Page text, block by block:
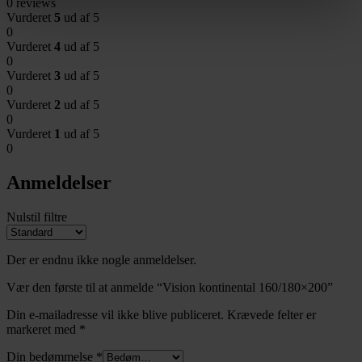
0 reviews
Vurderet 5 ud af 5
0
Vurderet 4 ud af 5
0
Vurderet 3 ud af 5
0
Vurderet 2 ud af 5
0
Vurderet 1 ud af 5
0
Anmeldelser
Nulstil filtre
Der er endnu ikke nogle anmeldelser.
Vær den første til at anmelde “Vision kontinental 160/180×200”
Din e-mailadresse vil ikke blive publiceret. Krævede felter er
markeret med *
Din bedømmelse *